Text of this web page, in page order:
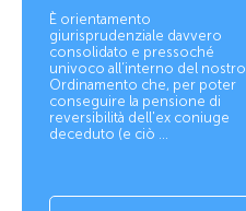
È orientamento
giurisprudenziale davvero
consolidato e pressoché
univoco all’interno del nostro
Ordinamento che, per poter
conseguire la pensione di
reversibilità dell'ex coniuge
deceduto (e ciò ...